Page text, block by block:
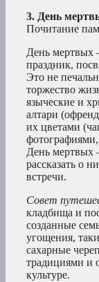
3. День
Почитание
День мертвых
праздник,
Это не
торжество
языческие и
алтари
их цветами
День мертвых
рассказать о
встречи.
Совет
кладбища и
созданные
угощения,
сахарные
традициями и
культуре.